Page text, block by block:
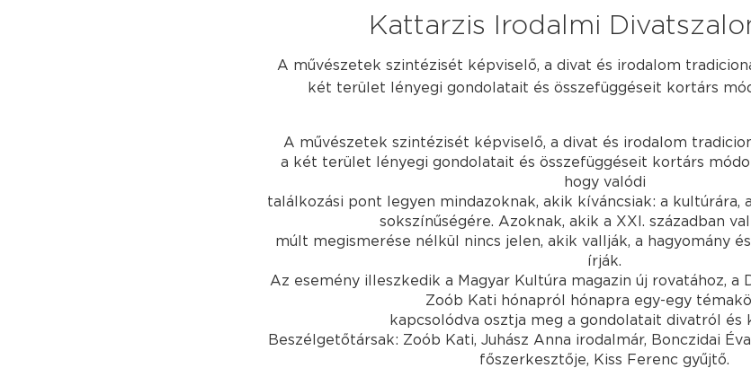
Kattarzis Irodalmi
A művészetek szintézisét képviselő, a divat és irodalom
két terület lényegi gondolatait és összefüggéseit kortárs
A művészetek szintézisét képviselő, a divat és irodalom
a két terület lényegi gondolatait és összefüggéseit kortárs
hogy valódi
találkozási pont legyen mindazoknak, akik kíváncsiak: a kultúrára,
sokszínűségére. Azoknak, akik a XXI. században
múlt megismerése nélkül nincs jelen, akik vallják, a hagyomány
írják.
Az esemény illeszkedik a Magyar Kultúra magazin új rovatához, a
Zoób Kati hónapról hónapra egy-egy
kapcsolódva osztja meg a gondolatait divatról és
Beszélgetőtársak: Zoób Kati, Juhász Anna irodalmár, Bonczidai
főszerkesztője, Kiss Ferenc gyűjtő.